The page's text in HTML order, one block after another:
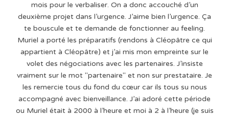
mois pour le verbaliser. On a donc accouché d’un
deuxième projet dans l’urgence. J’aime bien l’urgence. Ça
te bouscule et te demande de fonctionner au feeling.
Muriel a porté les préparatifs (rendons à Cléopâtre ce qui
appartient à Cléopâtre) et j’ai mis mon empreinte sur le
volet des négociations avec les partenaires. J’insiste
vraiment sur le mot "partenaire" et non sur prestataire. Je
les remercie tous du fond du cœur car ils tous su nous
accompagné avec bienveillance. J’ai adoré cette période
ou Muriel était à 2000 à l’heure et moi à 2 à l’heure (je suis